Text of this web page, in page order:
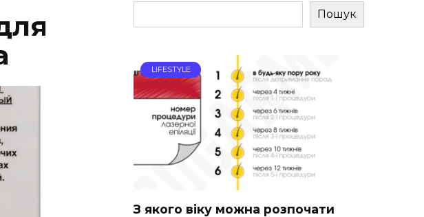
Пошук
LIFESTYLE
З якого віку можна розпочати